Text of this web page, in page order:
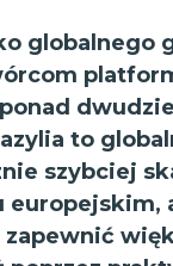
globalnego
to
szybciej
europejskim,
zapewnić